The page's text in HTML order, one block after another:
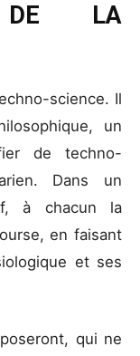
DE LA
science. Il
un
de techno-
Dans un
à chacun la
en faisant
et ses
qui ne